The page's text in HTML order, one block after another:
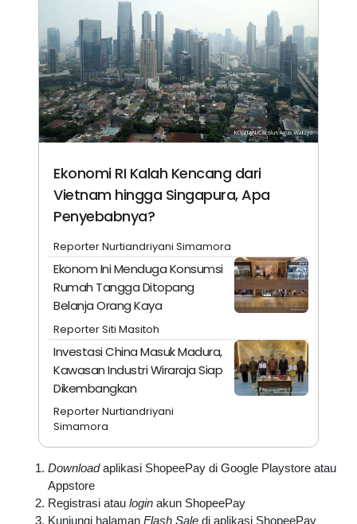
Ekonomi RI Kalah Kencang dari
Vietnam hingga Singapura, Apa
Penyebabnya?
Reporter Nurtiandriyani Simamora
Ekonom Ini Menduga Konsumsi
Rumah Tangga Ditopang
Belanja Orang Kaya
Reporter Siti Masitoh
Investasi China Masuk Madura,
Kawasan Industri Wiraraja Siap
Dikembangkan
Reporter Nurtiandriyani
Simamora
Downloadaplikasi ShopeePay di Google Playstore atau
Appstore
Registrasi atau login akun ShopeePay
Kunjungi halaman Flash Sale di aplikasi ShopeePay